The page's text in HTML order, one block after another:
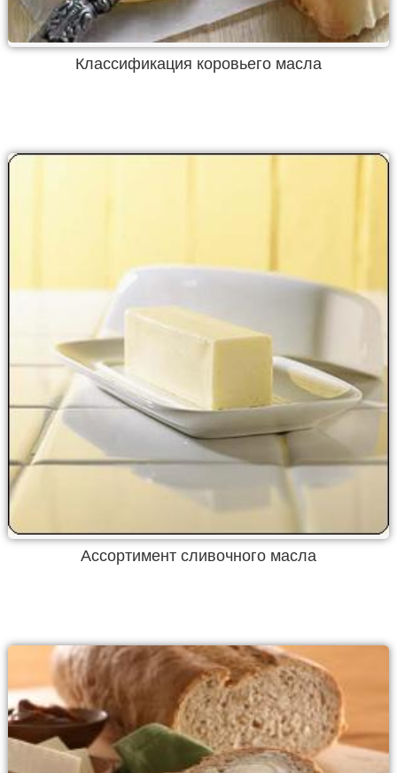
Классификация коровьего масла
Ассортимент сливочного масла